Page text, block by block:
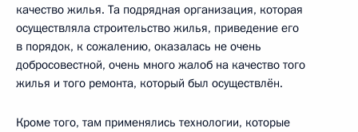
качество жилья. Та подрядная организация, которая
осуществляла строительство жилья, приведение его
в порядок, к сожалению, оказалась не очень
добросовестной, очень много жалоб на качество того
жилья и того ремонта, который был осуществлён.
Кроме того, там применялись технологии, которые